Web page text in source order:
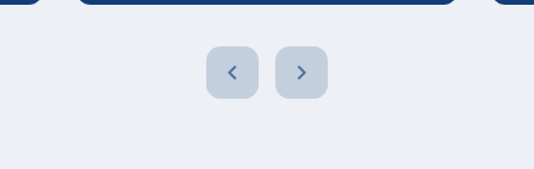
chevron_left chevron_right